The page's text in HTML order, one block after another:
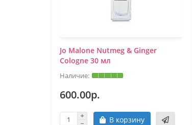
Jo Malone Nutmeg & Ginger
Cologne 30 мл
600.00р.
В корзину